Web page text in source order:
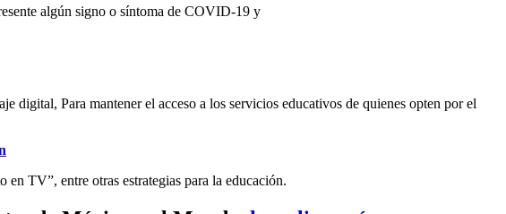
algún signo o síntoma de COVID-19 y
Para mantener el acceso a los servicios educativos de quienes opten por el
TV”, entre otras estrategias para la educación.